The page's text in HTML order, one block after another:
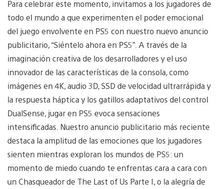
Para celebrar este momento, invitamos a los jugadores de
todo el mundo a que experimenten el poder emocional
del juego envolvente en PS5 con nuestro nuevo anuncio
publicitario, “Siéntelo ahora en PS5”. A través de la
imaginación creativa de los desarrolladores y el uso
innovador de las características de la consola, como
imágenes en 4K, audio 3D, SSD de velocidad ultrarrápida y
la respuesta háptica y los gatillos adaptativos del control
DualSense, jugar en PS5 evoca sensaciones
intensificadas. Nuestro anuncio publicitario más reciente
destaca la amplitud de las emociones que los jugadores
sienten mientras exploran los mundos de PS5: un
momento de miedo cuando te enfrentas cara a cara con
un Chasqueador de The Last of Us Parte I, o la alegría de